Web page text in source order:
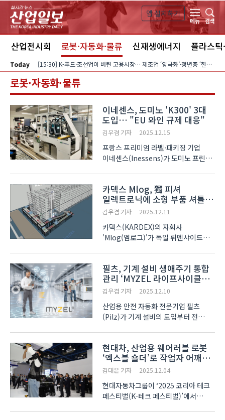
본문 바로가기
앱 설치하기
메뉴
검색
산업전시회 로봇·자동화·물류 신재생에너지 플라스틱
Today [15:30] K-푸드·조선업이 버틴 고용시장… 제조업 ‘양극화’·청년층 ‘한파’ 지속
로봇·자동화·물류
이네센스, 도미노 'K300' 3대
도입… "EU 와인 규제 대응"
김우겸 기자 2025.12.15
프랑스 프리미엄 라벨·패키징 기업
이네센스(Inessens)가 도미노 프린팅
'K300'을 도입해 2D 코드 인쇄 역량을
대폭 강화했다. 이네센스는 15일
프랑스 코냑에 위치한 임프리메리
비두아(I..
카덱스 Mlog, 獨 피셔
일렉트로닉에 소형 부품 셔틀
창고 구축
김우겸 기자 2025.12.11
카덱스(KARDEX)의 자회사
'Mlog(엠로그)'가 독일 뤼덴샤이드
GmbH & Co. KG) 본사에 소형 부품용
셔틀 창고를 구축한다고 11일 밝혔다.
이 사업은 수작업 중심으로 운용되던
기존 보관 공..
필츠, 기계 설비 생애주기 통합
관리 ‘MYZEL 라이프사이클
플랫폼’ 공개
김우겸 기자 2025.12.10
산업용 안전 자동화 전문기업 필츠
(Pilz)가 기계 설비의 도입부터 전
Lifecycle Platform’을 공개했다.
MYZEL 플랫폼은 설비 자산, 작업 인력,
그리고 안전·보안 절차를 통..
현대차, 산업용 웨어러블 로봇
‘엑스블 숄더’로 작업자 어깨
부담↓
김대은 기자 2025.12.04
현대자동차그룹이 ‘2025 코리아 테크
페스티벌(K-테크 페스티벌)’에서